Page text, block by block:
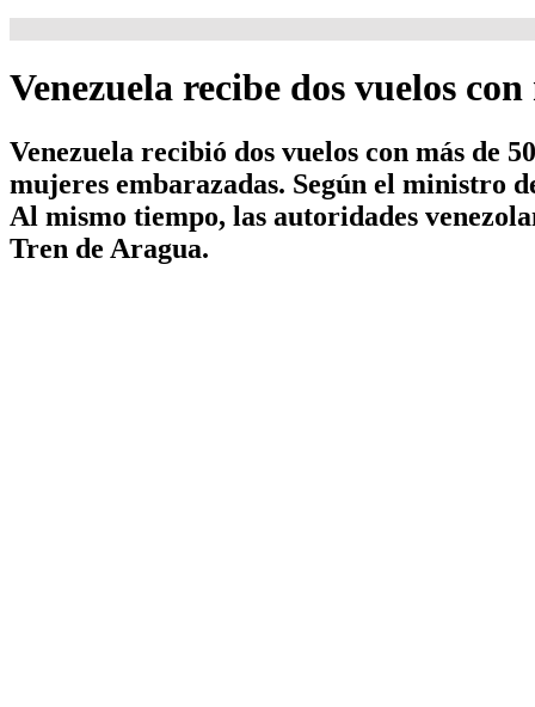
Venezuela recibe dos vuelos
Venezuela recibió dos vuelos con más de
mujeres embarazadas. Según el ministro
Al mismo tiempo, las autoridades
Tren de Aragua.